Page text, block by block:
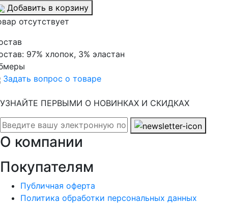
Добавить в корзину
отсутствует
97% хлопок, 3% эластан
Задать вопрос о товаре
УЗНАЙТЕ ПЕРВЫМИ О НОВИНКАХ И СКИДКАХ
О компании
Покупателям
Публичная оферта
Политика обработки персональных данных